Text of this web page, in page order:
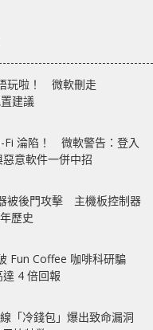
玩啦！ 微軟刪走
建議
Fi 淪陷！ 微軟警告：登入
意軟件一併中招
被後門攻擊 主機板控制器
歷史
Fun Coffee 咖啡科研騙
4 倍回報
「冷錢包」爆出致命漏洞